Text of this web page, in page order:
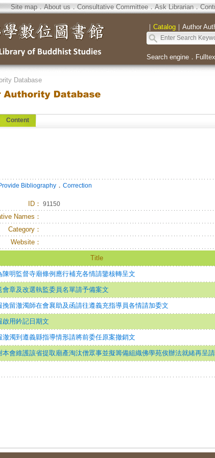
Site map．About us．Consultative Committee．Ask Librarian．
｜ Catalog｜ Author
Search engine．
Database
Content
Bibliography． Correction
ID： 91150
Names：
Category：
Website：
Title
陳明監督寺廟條例應行補充各情請鑒核轉呈文
會章及改選執監委員名單請予備案文
挽留澈濁師在會襄助及函請往遵義充指導員各情請加委文
啟用鈐記日期文
澈濁到遵義縣指導情形請將前委任原案撤銷文
本會維護該省提取廟產淘汰僧眾事並擬籌備組織佛學苑俟辦法就緒再呈